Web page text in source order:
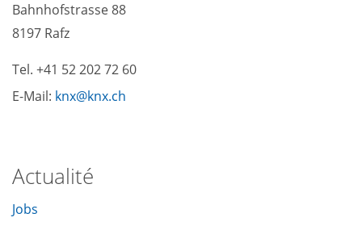
Bahnhofstrasse 88
8197 Rafz
Tel. +41 52 202 72 60
E-Mail: knx knx ch
Actualité
Jobs